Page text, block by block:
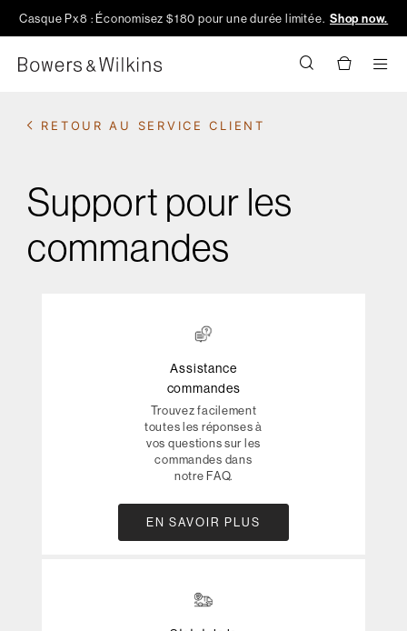
Casque Px8 : Économisez $180 pour une durée limitée. Shop now.
RETOUR AU SERVICE CLIENT
Support pour les
commandes
Assistance
commandes
Trouvez facilement
toutes les réponses à
vos questions sur les
commandes dans
notre FAQ.
EN SAVOIR PLUS